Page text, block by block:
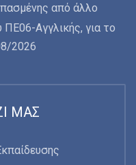
από άλλο
Αγγλικής, για το
2026
ΜΑΣ